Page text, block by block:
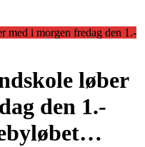
med i morgen fredag den 1.-
løber
den 1.-